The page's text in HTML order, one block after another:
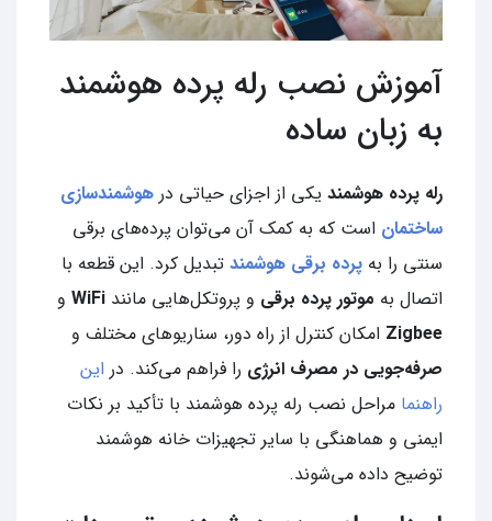
آموزش نصب رله پرده هوشمند
به زبان ساده
رله پرده هوشمند یکی از اجزای حیاتی در هوشمندسازی
ساختمان است که به کمک آن می‌توان پرده‌های برقی
سنتی را به پرده برقی هوشمند تبدیل کرد. این قطعه با
اتصال به موتور پرده برقی و پروتکل‌هایی مانند WiFi و
Zigbee امکان کنترل از راه دور، سناریوهای مختلف و
صرفه‌جویی در مصرف انرژی را فراهم می‌کند. در این
راهنما مراحل نصب رله پرده هوشمند با تأکید بر نکات
ایمنی و هماهنگی با سایر تجهیزات خانه هوشمند
توضیح داده می‌شوند.